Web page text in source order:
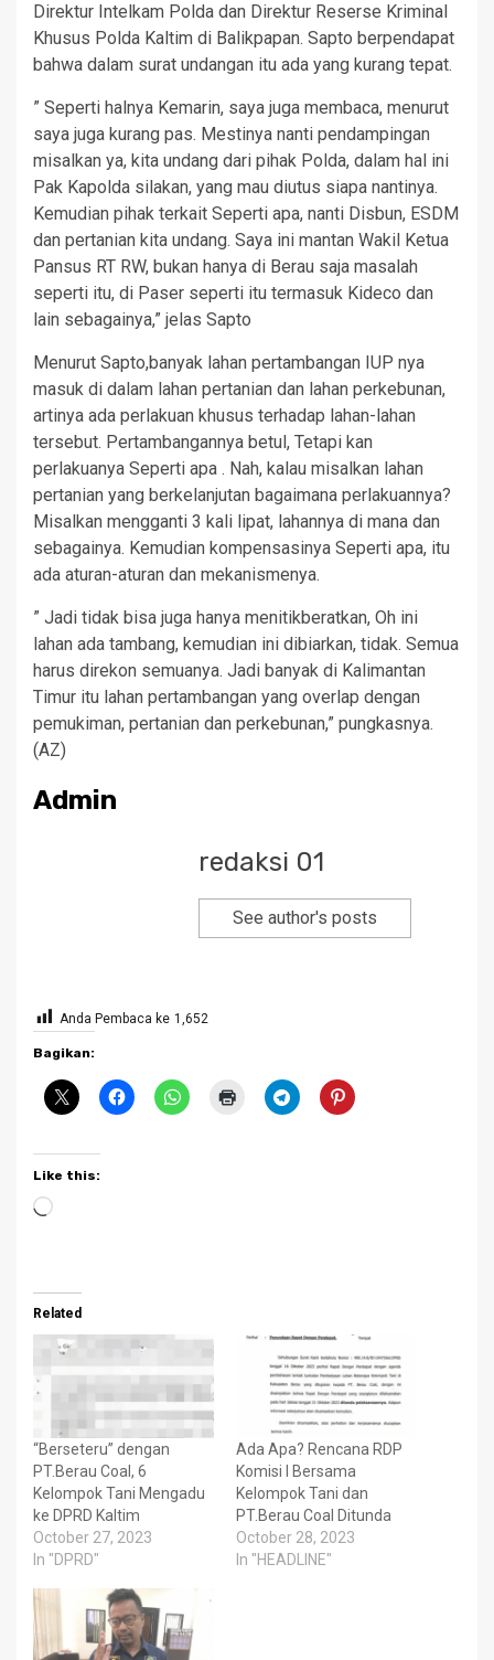
Direktur Intelkam Polda dan Direktur Reserse Kriminal
Khusus Polda Kaltim di Balikpapan. Sapto berpendapat
bahwa dalam surat undangan itu ada yang kurang tepat.
” Seperti halnya Kemarin, saya juga membaca, menurut
saya juga kurang pas. Mestinya nanti pendampingan
misalkan ya, kita undang dari pihak Polda, dalam hal ini
Pak Kapolda silakan, yang mau diutus siapa nantinya.
Kemudian pihak terkait Seperti apa, nanti Disbun, ESDM
dan pertanian kita undang. Saya ini mantan Wakil Ketua
Pansus RT RW, bukan hanya di Berau saja masalah
seperti itu, di Paser seperti itu termasuk Kideco dan
lain sebagainya,” jelas Sapto
Menurut Sapto,banyak lahan pertambangan IUP nya
masuk di dalam lahan pertanian dan lahan perkebunan,
artinya ada perlakuan khusus terhadap lahan-lahan
tersebut. Pertambangannya betul, Tetapi kan
perlakuanya Seperti apa . Nah, kalau misalkan lahan
pertanian yang berkelanjutan bagaimana perlakuannya?
Misalkan mengganti 3 kali lipat, lahannya di mana dan
sebagainya. Kemudian kompensasinya Seperti apa, itu
ada aturan-aturan dan mekanismenya.
” Jadi tidak bisa juga hanya menitikberatkan, Oh ini
lahan ada tambang, kemudian ini dibiarkan, tidak. Semua
harus direkon semuanya. Jadi banyak di Kalimantan
Timur itu lahan pertambangan yang overlap dengan
pemukiman, pertanian dan perkebunan,” pungkasnya.
(AZ)
Admin
redaksi 01
See author's posts
Anda Pembaca ke 1,652
Bagikan:
Like this:
Loading…
Related
“Berseteru” dengan
PT.Berau Coal, 6
Kelompok Tani Mengadu
ke DPRD Kaltim
October 27, 2023
In "DPRD"
Ada Apa? Rencana RDP
Komisi I Bersama
Kelompok Tani dan
PT.Berau Coal Ditunda
October 28, 2023
In "HEADLINE"